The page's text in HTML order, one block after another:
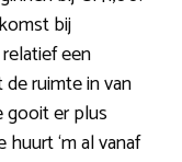
bij
een
ruimte in van
gooit er plus
‘m al vanaf